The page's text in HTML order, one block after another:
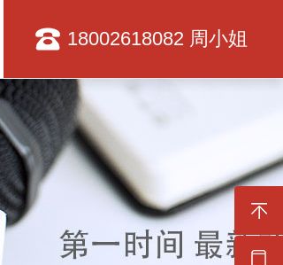
18002618082 周小姐